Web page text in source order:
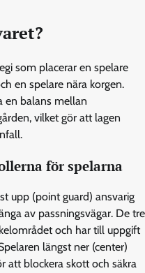
som placerar en spelare
en spelare nära korgen.
en balans mellan
vilket gör att lagen
för spelarna
upp (point guard) ansvarig
av passningsvägar. De tre
och har till uppgift
längst ner (center)
att blockera skott och säkra